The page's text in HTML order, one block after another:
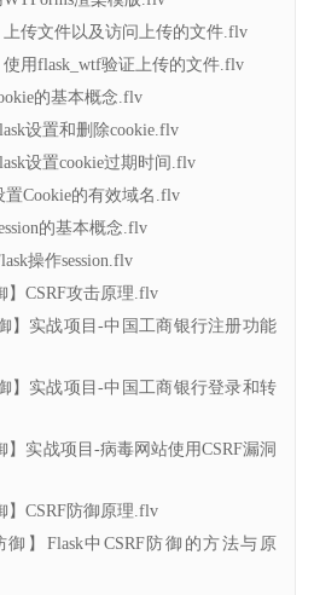
上传文件以及访问上传的文件.flv
用flask_wtf验证上传的文件.flv
的基本概念.flv
设置和删除cookie.flv
设置cookie过期时间.flv
置Cookie的有效域名.flv
的基本概念.flv
操作session.flv
】CSRF攻击原理.flv
】实战项目-中国工商银行注册功能
】实战项目-中国工商银行登录和转
】实战项目-病毒网站使用CSRF漏洞
】CSRF防御原理.flv
御】Flask中CSRF防御的方法与原